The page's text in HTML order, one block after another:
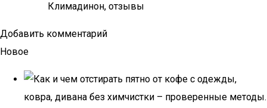
Климадинон, отзывы
Добавить комментарий
Новое